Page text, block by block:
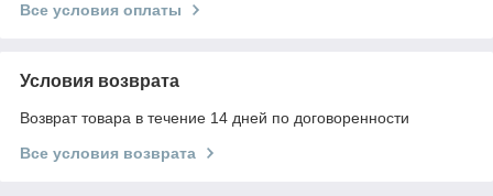
Все условия оплаты
Условия возврата
Возврат товара в течение 14 дней по договоренности
Все условия возврата